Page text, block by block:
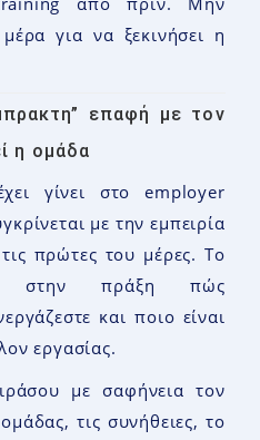
για να ξεκινήσει η
επαφή με τον
η ομάδα
γίνει στο employer
με την εμπειρία
πρώτες του μέρες. Το
στην πράξη πώς
και ποιο είναι
εργασίας.
με σαφήνεια τον
τις συνήθειες, το